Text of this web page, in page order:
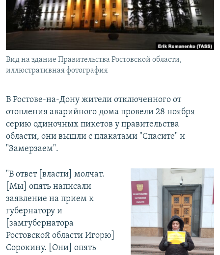
СОЦИАЛЬНЫЕ СЕТИ
Вид на здание Правительства Ростовской области,
иллюстративная фотография
В Ростове-на-Дону жители отключенного от
отопления аварийного дома провели 28 ноября
серию одиночных пикетов у правительства
области, они вышли с плакатами "Спасите" и
"Замерзаем".
"В ответ [власти] молчат.
[Мы] опять написали
заявление на прием к
губернатору и
[замгубернатора
Ростовской области Игорю]
Сорокину. [Они] опять